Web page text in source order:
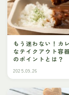
もう迷わない！カ
なテイクアウト容
のポイントとは？
2025.09.26